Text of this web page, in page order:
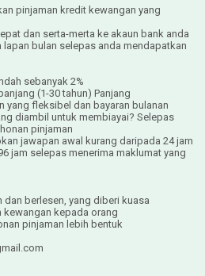
pinjaman kredit kewangan yang
dan serta-merta ke akaun bank anda
lapan bulan selepas anda mendapatkan
sebanyak 2%
(1-30 tahun) Panjang
yang fleksibel dan bayaran bulanan
diambil untuk membiayai? Selepas
pinjaman
jawapan awal kurang daripada 24 jam
jam selepas menerima maklumat yang
dan berlesen, yang diberi kuasa
kewangan kepada orang
pinjaman lebih bentuk